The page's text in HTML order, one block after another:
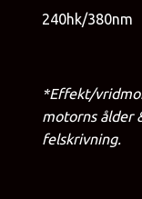
240hk/380nm
*Effekt/
motorns ålder
felskrivning.